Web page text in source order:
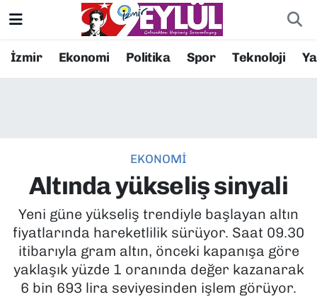
İzmir Ekonomi Politika Spor Teknoloji
EKONOMİ
Altında yükseliş sinyali
Yeni güne yükseliş trendiyle başlayan altın
fiyatlarında hareketlilik sürüyor. Saat 09.30
itibarıyla gram altın, önceki kapanışa göre
yaklaşık yüzde 1 oranında değer kazanarak
6 bin 693 lira seviyesinden işlem görüyor.
Resmi İlanlar
EKONOMİ
KÜLTÜR SANAT
MAGAZİN
Konak Nöbetçi Eczaneler
Süper Lig Puan Durumu ve Fikstür
Tüm Manşetler
Son Dakika Haberleri
Haber Arşivi